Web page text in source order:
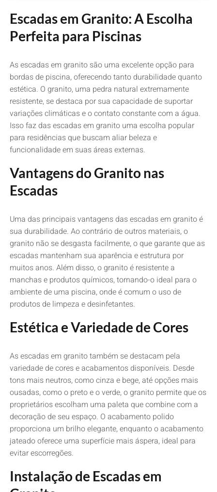
Escadas em Granito: A Escolha
Perfeita para Piscinas
As escadas em granito são uma excelente opção para
bordas de piscina, oferecendo tanto durabilidade quanto
estética. O granito, uma pedra natural extremamente
resistente, se destaca por sua capacidade de suportar
variações climáticas e o contato constante com a água.
Isso faz das escadas em granito uma escolha popular
para residências que buscam aliar beleza e
funcionalidade em suas áreas externas.
Vantagens do Granito nas
Escadas
Uma das principais vantagens das escadas em granito é
sua durabilidade. Ao contrário de outros materiais, o
granito não se desgasta facilmente, o que garante que as
escadas mantenham sua aparência e estrutura por
muitos anos. Além disso, o granito é resistente a
manchas e produtos químicos, tornando-o ideal para o
ambiente de uma piscina, onde é comum o uso de
produtos de limpeza e desinfetantes.
Estética e Variedade de Cores
As escadas em granito também se destacam pela
variedade de cores e acabamentos disponíveis. Desde
tons mais neutros, como cinza e bege, até opções mais
ousadas, como o preto e o verde, o granito permite que os
proprietários escolham uma paleta que combine com a
decoração de seu espaço. O acabamento polido
proporciona um brilho elegante, enquanto o acabamento
jateado oferece uma superfície mais áspera, ideal para
evitar escorregões.
Instalação de Escadas em